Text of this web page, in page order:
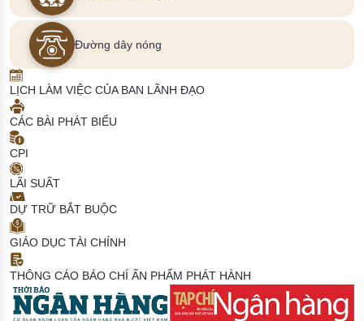
Đường dây nóng
LỊCH LÀM VIỆC CỦA BAN LÃNH ĐẠO
CÁC BÀI PHÁT BIỂU
CPI
LÃI SUẤT
DỰ TRỮ BẮT BUỘC
GIÁO DỤC TÀI CHÍNH
THÔNG CÁO BÁO CHÍ ẤN PHẨM PHÁT HÀNH